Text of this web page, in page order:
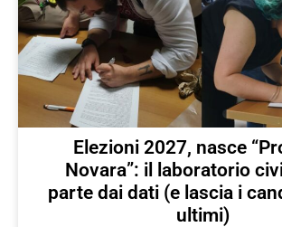
Elezioni 2027, nasce
Novara”: il laboratorio
parte dai dati (e lascia i
ultimi)